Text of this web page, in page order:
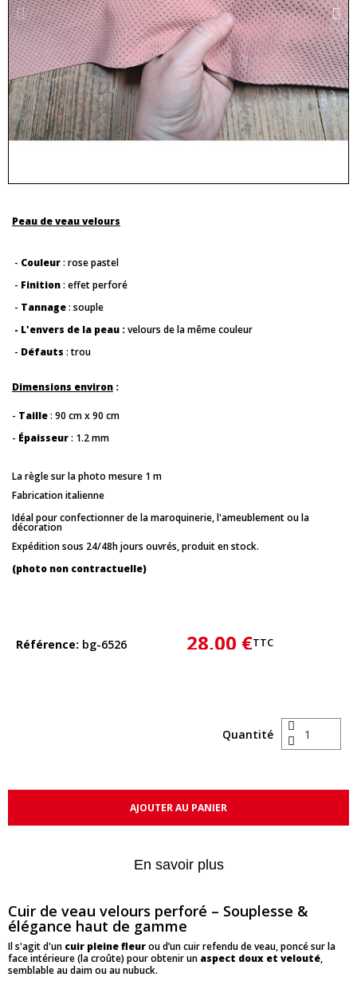
Peau de veau velours
- Couleur: rose pastel
- Finition: effet perforé
- Tannage: souple
- L'envers de la peau :velours de la même couleur
- Défauts : trou
Dimensions environ :
- Taille: 90 cm x 90 cm
- Épaisseur: 1.2 mm
La règle sur la photo mesure 1 m
Fabrication italienne
Idéal pour confectionner de la maroquinerie, l'ameublement ou la
décoration
Expédition sous 24/48h jours ouvrés, produit en stock.
(photo non contractuelle)
Référence bg-6526 28,00 €TTC
Quantité
AJOUTER AU PANIER
En savoir plus
Cuir de veau velours perforé – Souplesse &
élégance haut de gamme
Il s'agit d'un cuir pleine fleurou d’un cuir refendu de veau, poncé sur la
face intérieure (la croûte) pour obtenir un aspect doux et velouté,
semblable au daim ou au nubuck.